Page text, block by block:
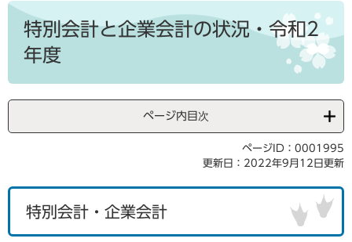
本本
特別会計と企業会計の状況・令和2
年度
ページ内目次
ページID：0001995
更新日：2022年9月12日更新
特別会計・企業会計